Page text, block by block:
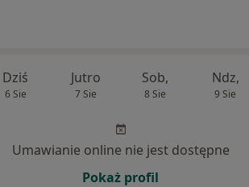
Dziś
6 Sie
Jutro
7 Sie
Sob,
8 Sie
Ndz,
9 Sie
Umawianie online nie jest dostępne
Pokaż profil